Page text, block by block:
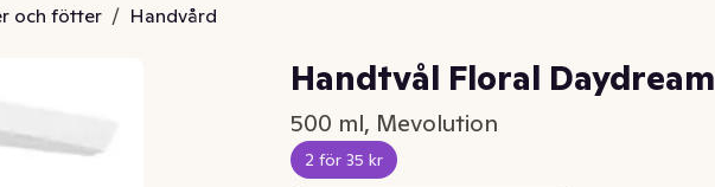
och fötter / Handvård
Handtvål Floral Daydream
500 ml, Mevolution
2 för 35 kr